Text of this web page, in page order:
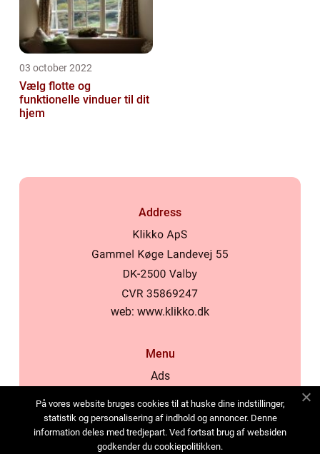
03 october 2022
Vælg flotte og
funktionelle vinduer til dit
hjem
Address
web: www.klikko.dk
Menu
Ads
Cookies
Contact
På vores website bruges cookies til at huske dine indstillinger,
statistik og personalisering af indhold og annoncer. Denne
information deles med tredjepart. Ved fortsat brug af websiden
godkender du cookiepolitikken.